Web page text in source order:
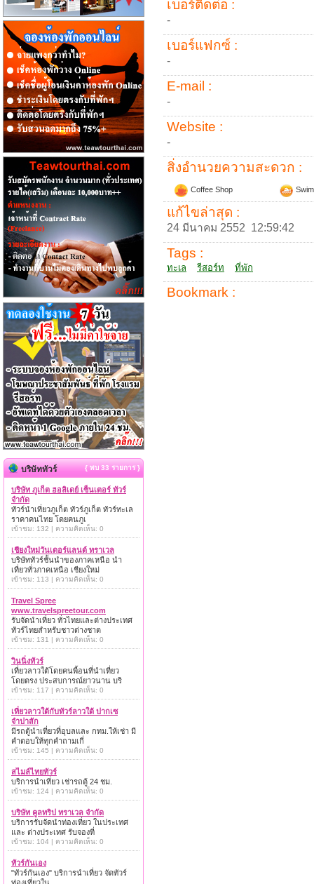
เบอร์ติดต่อ :
-
เบอร์แฟกซ์ :
-
E-mail :
-
Website :
-
สิ่งอำนวยความสะดวก :
Coffee Shop
แก้ไขล่าสุด :
24 มีนาคม 2552 12:59:42
Tags :
ทะเล รีสอร์ท ที่พัก
Bookmark :
บริษัททัวร์ { พบ 33 รายการ }
บริษัท ภูเก็ต ฮอลิเดย์ เซ็นเตอร์ ทัวร์
จำกัด
ทัวร์นำเที่ยวภูเก็ต ทัวร์ภูเก็ต ทัวร์ทะเล
ราคาคนไทย โดยคนภูเ
เข้าชม: 132 | ความคิดเห็น: 0
เชียงใหม่วันเดอร์แลนด์ ทราเวล
บริษัททัวร์ชั้นนำของภาคเหนือ นำ
เที่ยวทั่วภาคเหนือ เชียงใหม่
เข้าชม: 113 | ความคิดเห็น: 0
Travel Spree
www.travelspreetour.com
รับจัดนำเที่ยว ทั่วไทยและต่างประเทศ
ทัวร์ไทยสำหรับชาวต่างชาต
เข้าชม: 131 | ความคิดเห็น: 0
วินนิ่งทัวร์
เที่ยวลาวใต้โดยคนพื้อนที่นำเที่ยว
โดยตรง ประสบการณ์ยาวนาน บริ
เข้าชม: 117 | ความคิดเห็น: 0
เที่ยวลาวใต้กับทัวร์ลาวใต้ ปากเซ
จำปาสัก
มีรถตู้นำเที่ยวที่อุบลและ กทม.ให้เช่า มี
คำตอบให้ทุกคำถามเกี่
เข้าชม: 145 | ความคิดเห็น: 0
สไมล์ไทยทัวร์
บริการนำเที่ยว เช่ารถตู้ 24 ชม.
เข้าชม: 124 | ความคิดเห็น: 0
บริษัท คูลทริป ทราเวล จำกัด
บริการรับจัดนำท่องเที่ยว ในประเทศ
และ ต่างประเทศ รับจองที่
เข้าชม: 104 | ความคิดเห็น: 0
ทัวร์กันเอง
"ทัวร์กันเอง" บริการนำเที่ยว จัดทัวร์